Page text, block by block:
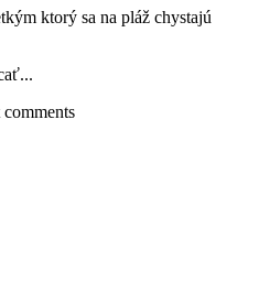
ktorý sa na pláž chystajú